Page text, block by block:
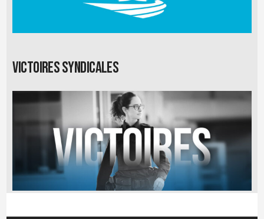
Victoires syndicales